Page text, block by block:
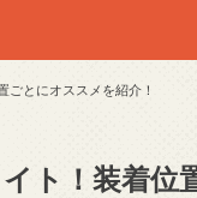
ごとにオススメを紹介！
ト！装着位